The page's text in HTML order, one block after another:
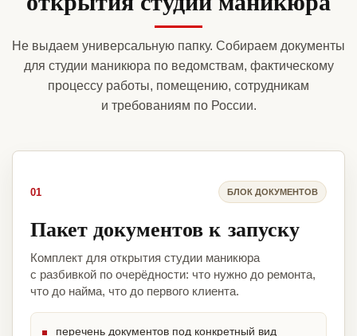
Не выдаем универсальную папку. Собираем документы
для студии маникюра по ведомствам, фактическому
процессу работы, помещению, сотрудникам
и требованиям по России.
01 БЛОК ДОКУМЕНТОВ
Пакет документов к запуску
Комплект для открытия студии маникюра
с разбивкой по очерёдности: что нужно до ремонта,
что до найма, что до первого клиента.
перечень документов под конкретный вид